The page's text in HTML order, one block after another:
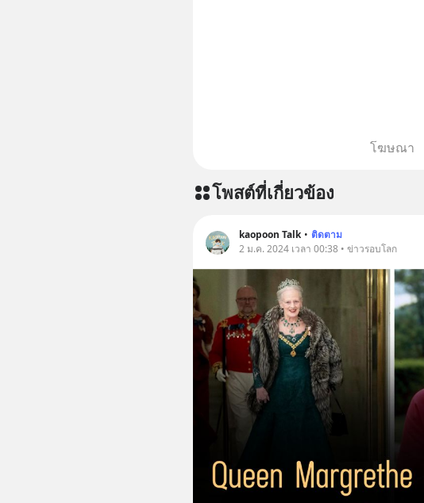
โฆษณา
โพสต์ที่เกี่ยวข้อง
kaopoon Talk • ติดตาม
2 ม.ค. 2024 เวลา 00:38 • ข่าวรอบโลก